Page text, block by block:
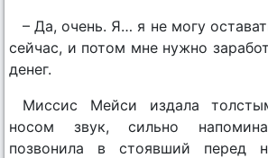
– Да, очень. Я… я не могу
сейчас, и потом мне нужно
денег.
Миссис Мейси издала
носом звук, сильно
позвонила в стоявший перед